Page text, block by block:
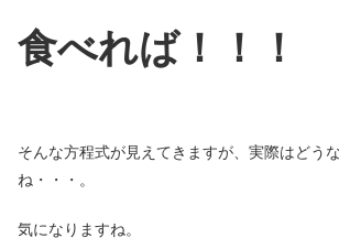
食べれば！！！
そんな方程式が見えてきますが、実際はどう
ね・・・。
気になりますね。